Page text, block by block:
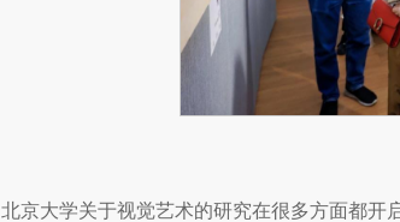
北京大学关于视觉艺术的研究在很多方面都开